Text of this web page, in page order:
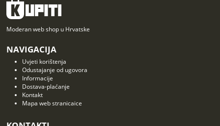
Moderan web shop u Hrvatske
NAVIGACIJA
Uvjeti korištenja
Odustajanje od ugovora
Informacije
Dostava-plaćanje
Kontakt
Mapa web stranicaice